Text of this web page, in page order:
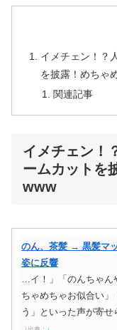
イメチェン！？
を披露！めちゃ
関連記事
イメチェン！
ームカットを
www
のん、茶髪 → 黒髪マ
姿に反響
…イ！」「のんちゃ
ちゃめちゃお似合い
う」といった声が寄